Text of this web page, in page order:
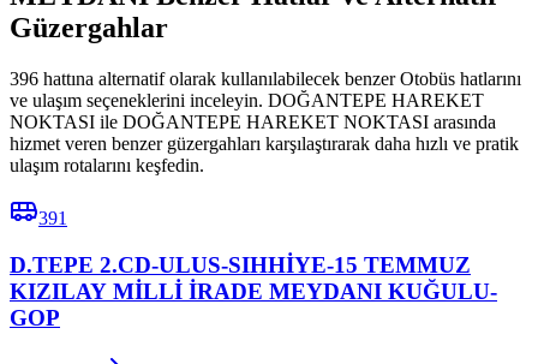
Güzergahlar
396 hattına alternatif olarak kullanılabilecek benzer Otobüs hatlarını
ve ulaşım seçeneklerini inceleyin. DOĞANTEPE HAREKET
NOKTASI ile DOĞANTEPE HAREKET NOKTASI arasında
hizmet veren benzer güzergahları karşılaştırarak daha hızlı ve pratik
ulaşım rotalarını keşfedin.
391
D.TEPE 2.CD-ULUS-SIHHİYE-15 TEMMUZ
KIZILAY MİLLİ İRADE MEYDANI KUĞULU-
GOP